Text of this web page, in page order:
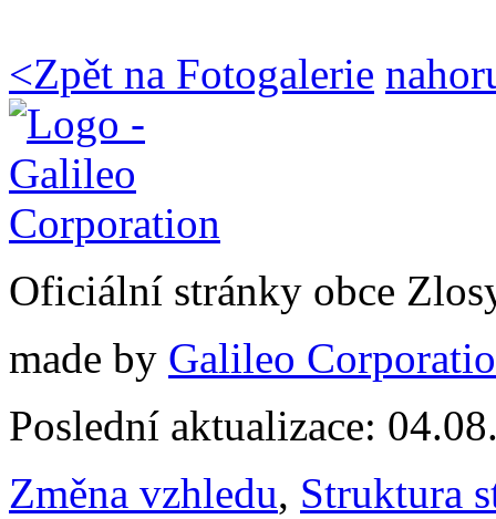
<Zpět na Fotogalerie
Oficiální stránky obce
made by Galileo
Poslední aktualizace:
Změna vzhledu, Struktura